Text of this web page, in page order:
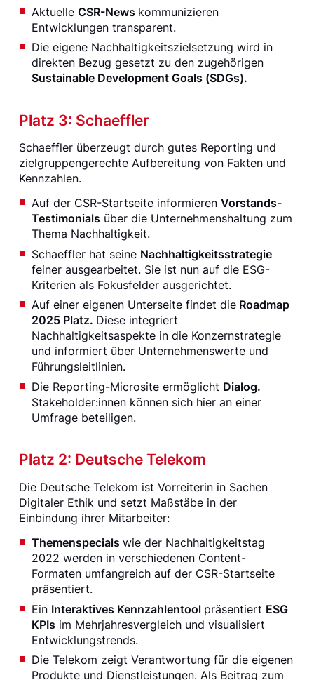
Aktuelle CSR-News kommunizieren
Entwicklungen transparent.
Die eigene Nachhaltigkeitszielsetzung wird in
direkten Bezug gesetzt zu den zugehörigen
Sustainable Development Goals (SDGs).
Platz 3: Schaeffler
Schaeffler überzeugt durch gutes Reporting und
zielgruppengerechte Aufbereitung von Fakten und
Kennzahlen.
Auf der CSR-Startseite informieren Vorstands-
Testimonials über die Unternehmenshaltung zum
Thema Nachhaltigkeit.
Schaeffler hat seine Nachhaltigkeitsstrategie
feiner ausgearbeitet. Sie ist nun auf die ESG-
Kriterien als Fokusfelder ausgerichtet.
Auf einer eigenen Unterseite findet dieRoadmap
2025 Platz. Diese integriert
Nachhaltigkeitsaspekte in die Konzernstrategie
und informiert über Unternehmenswerte und
Führungsleitlinien.
Die Reporting-Microsite ermöglicht Dialog.
Stakeholder:innen können sich hier an einer
Umfrage beteiligen.
Platz 2: Deutsche Telekom
Die Deutsche Telekom ist Vorreiterin in Sachen
Digitaler Ethik und setzt Maßstäbe in der
Einbindung ihrer Mitarbeiter:
Themenspecials wie der Nachhaltigkeitstag
2022 werden in verschiedenen Content-
Formaten umfangreich auf der CSR-Startseite
präsentiert.
Ein Interaktives Kennzahlentool präsentiert ESG
KPIs im Mehrjahresvergleich und visualisiert
Entwicklungstrends.
Die Telekom zeigt Verantwortung für die eigenen
Produkte und Dienstleistungen. Als Beitrag zum